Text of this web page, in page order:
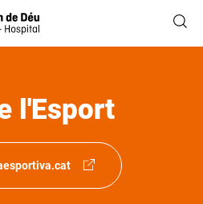
l'Esport